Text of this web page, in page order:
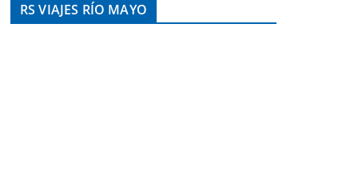
RS VIAJES RÍO MAYO